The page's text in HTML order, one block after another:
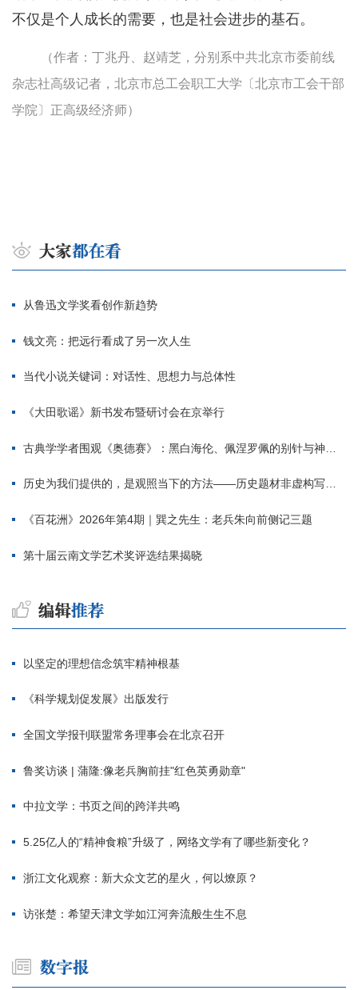
不仅是个人成长的需要，也是社会进步的基石。
（作者：丁兆丹、赵靖芝，分别系中共北京市委前线
杂志社高级记者，北京市总工会职工大学〔北京市工会干部
学院〕正高级经济师）
从鲁迅文学奖看创作新趋势
钱文亮：把远行看成了另一次人生
当代小说关键词：对话性、思想力与总体性
《大田歌谣》新书发布暨研讨会在京举行
古典学学者围观《奥德赛》：黑白海伦、佩涅罗佩的别针与神秘入侵者
历史为我们提供的，是观照当下的方法——历史题材非虚构写作多人谈
《百花洲》2026年第4期｜巽之先生：老兵朱向前侧记三题
第十届云南文学艺术奖评选结果揭晓
以坚定的理想信念筑牢精神根基
《科学规划促发展》出版发行
全国文学报刊联盟常务理事会在北京召开
鲁奖访谈 | 蒲隆:像老兵胸前挂"红色英勇勋章"
中拉文学：书页之间的跨洋共鸣
5.25亿人的“精神食粮”升级了，网络文学有了哪些新变化？
浙江文化观察：新大众文艺的星火，何以燎原？
访张楚：希望天津文学如江河奔流般生生不息